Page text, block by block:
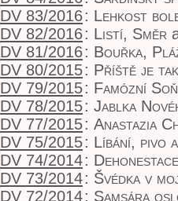
DV 83/2016: Lehkost
DV 82/2016: Listí, Směr
DV 81/2016: Bouřka,
DV 80/2015: Příště je
DV 79/2015: Famózní
DV 78/2015: Jablka
DV 77/2015: Anastazia
DV 75/2015: Líbání, pivo
DV 74/2014: Dehonestace
DV 73/2014: Švédka v
DV 72/2014: Samsára